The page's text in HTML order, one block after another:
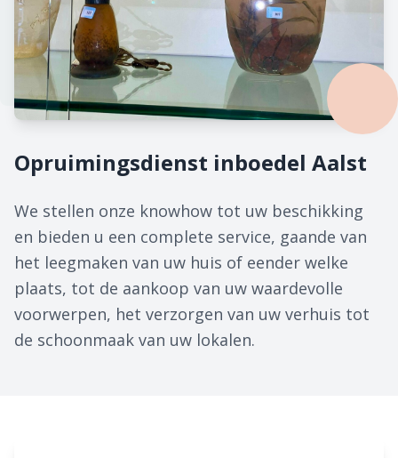
Opruimingsdienst inboedel Aalst
We stellen onze knowhow tot uw beschikking
en bieden u een complete service, gaande van
het leegmaken van uw huis of eender welke
plaats, tot de aankoop van uw waardevolle
voorwerpen, het verzorgen van uw verhuis tot
de schoonmaak van uw lokalen.